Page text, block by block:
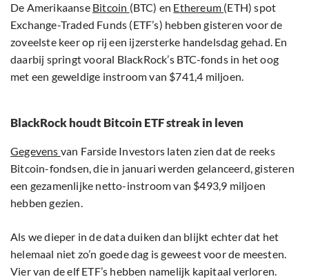
De Amerikaanse Bitcoin (BTC) en Ethereum (ETH) spot
Exchange-Traded Funds (ETF’s) hebben gisteren voor de
zoveelste keer op rij een ijzersterke handelsdag gehad. En
daarbij springt vooral BlackRock’s BTC-fonds in het oog
met een geweldige instroom van $741,4 miljoen.
BlackRock houdt Bitcoin ETF streak in leven
Gegevens van Farside Investors laten zien dat de reeks
Bitcoin-fondsen, die in januari werden gelanceerd, gisteren
een gezamenlijke netto-instroom van $493,9 miljoen
hebben gezien.
Als we dieper in de data duiken dan blijkt echter dat het
helemaal niet zo’n goede dag is geweest voor de meesten.
Vier van de elf ETF’s hebben namelijk kapitaal verloren.